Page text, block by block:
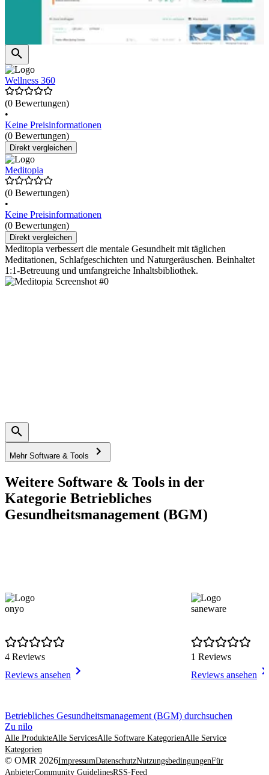
Wellness 360
(0 Bewertungen)
•
Keine Preisinformationen
(0 Bewertungen)
Direkt vergleichen
Meditopia
(0 Bewertungen)
•
Keine Preisinformationen
(0 Bewertungen)
Direkt vergleichen
Meditopia verbessert die mentale Gesundheit mit täglichen
Meditationen, Schlafgeschichten und Naturgeräuschen. Beinhaltet
1:1-Betreuung und umfangreiche Inhaltsbibliothek.
Mehr Software & Tools
Weitere Software & Tools in der
Kategorie Betriebliches
Gesundheitsmanagement (BGM)
onyo
4 Reviews
Reviews ansehen
saneware
1 Reviews
Reviews ansehen
Item
1
of
8
Betriebliches Gesundheitsmanagement (BGM) durchsuchen
Zu nilo
Alle ProdukteAlle ServicesAlle Software KategorienAlle Service
Kategorien
© OMR 2026ImpressumDatenschutzNutzungsbedingungenFür
AnbieterCommunity GuidelinesRSS-Feed